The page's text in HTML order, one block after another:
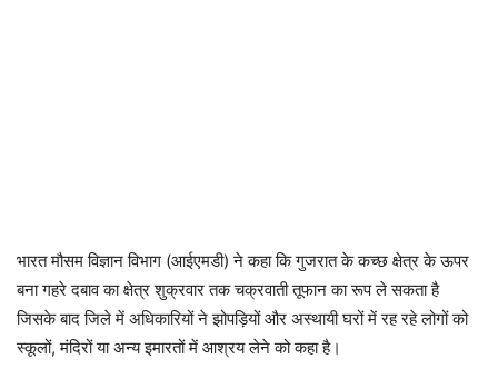
भारत मौसम विज्ञान विभाग (आईएमडी) ने कहा कि गुजरात के कच्छ क्षेत्र के ऊपर
बना गहरे दबाव का क्षेत्र शुक्रवार तक चक्रवाती तूफान का रूप ले सकता है
जिसके बाद जिले में अधिकारियों ने झोपड़ियों और अस्थायी घरों में रह रहे लोगों को
स्कूलों, मंदिरों या अन्य इमारतों में आश्रय लेने को कहा है।